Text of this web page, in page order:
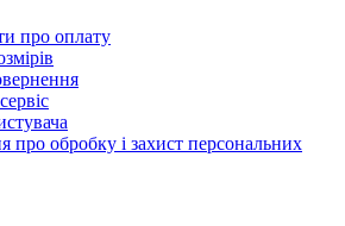
про оплату
про обробку і захист персональних